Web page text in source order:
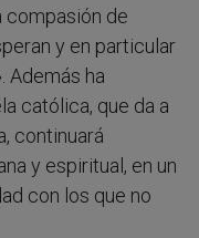
compasión de
y en particular
Además ha
católica, que da a
continuará
y espiritual, en un
con los que no